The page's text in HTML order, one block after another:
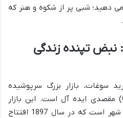
دهید؛ شبی پر از شکوه و هنر که
نبض تپنده زندگی
سوغات، بازار بزرگ سرپوشیده
بوداپست (Great Market Hall) مقصدی ایده آل است. این بازار
قدیمی ترین و بزرگ ترین بازار شهر است که در سال 1897 افتتاح